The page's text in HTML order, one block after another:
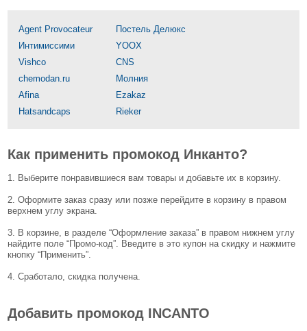
Agent Provocateur
Постель Делюкс
Интимиссими
YOOX
Vishco
CNS
chemodan.ru
Молния
Afina
Ezakaz
Hatsandcaps
Rieker
Как применить промокод Инканто?
1. Выберите понравившиеся вам товары и добавьте их в корзину.
2. Оформите заказ сразу или позже перейдите в корзину в правом
верхнем углу экрана.
3. В корзине, в разделе “Оформление заказа” в правом нижнем углу
найдите поле “Промо-код”. Введите в это купон на скидку и нажмите
кнопку “Применить”.
4. Сработало, скидка получена.
Добавить промокод INCANTO